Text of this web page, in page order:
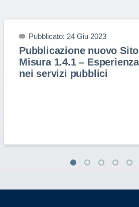
Pubblicato: 24 Giu 2023
Pubblicazione nuovo
Misura 1.4.1 –
nei servizi pubblici